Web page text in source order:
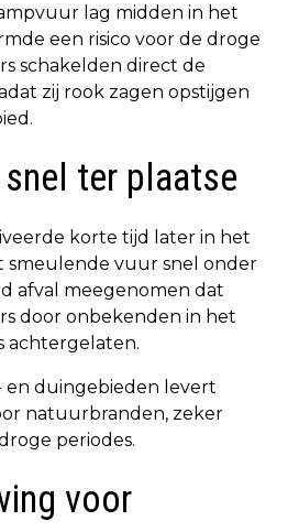
lag midden in het
een risico voor de droge
schakelden direct de
zij rook zagen opstijgen
snel ter plaatse
korte tijd later in het
smeulende vuur snel onder
afval meegenomen dat
door onbekenden in het
achtergelaten.
en duingebieden levert
natuurbranden, zeker
periodes.
voor